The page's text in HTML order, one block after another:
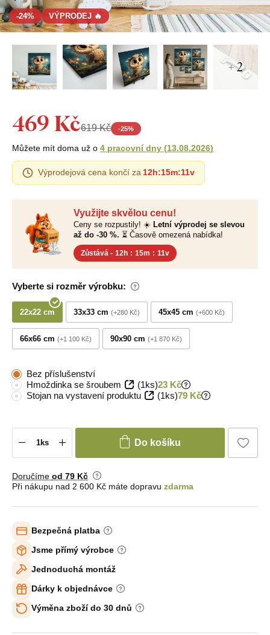
-24% VÝPRODEJ 🔥
+ 2
Využijte skvělou cenu!
Ceny se rozpustily! ☀️ Letní výprodej se slevou
až do -30 %. ⏳ Časově omezená nabídka!
Zůstává - 12h : 15m : 10v
Vyberte si rozměr výrobku:
22x22 cm 33x33 cm +280 Kč 45x45 cm +600 Kč
66x66 cm +1 100 Kč 90x90 cm +1 870 Kč
469 Kč619 Kč -25%
Můžete mít doma už o 4 pracovní dny (13.08.2026)
Výprodejová cena končí za 12h:15m:10v
Bez příslušenství
Hmoždinka se šroubem
(1ks)23 Kč
Stojan na vystavení produktu
(1ks)79 Kč
Do košíku
Doručíme od 79 Kč
Při nákupu nad 2 600 Kč máte dopravu zdarma
Bezpečná platba
Jsme přímý výrobce
Jednoduchá montáž
Dárky k objednávce
Výměna zboží do 30 dnů